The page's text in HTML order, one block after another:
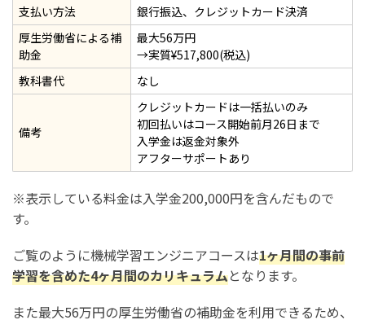
支払い方法
銀行振込、クレジットカード決済
厚生労働省による補
助金
最大56万円
→実質¥517,800(税込)
教科書代
なし
備考
クレジットカードは一括払いのみ
初回払いはコース開始前月26日まで
入学金は返金対象外
アフターサポートあり
※表示している料金は入学金200,000円を含んだもので
す。
ご覧のように機械学習エンジニアコースは1ヶ月間の事前
学習を含めた4ヶ月間のカリキュラムとなります。
また最大56万円の厚生労働省の補助金を利用できるため、